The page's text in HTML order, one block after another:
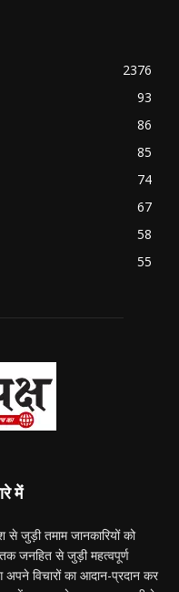
2376
93
86
85
74
67
58
55
में
जुड़ी तमाम जानकारियों को
जनहित से जुड़ी महत्वपूर्ण
विचारों का आदान-प्रदान कर